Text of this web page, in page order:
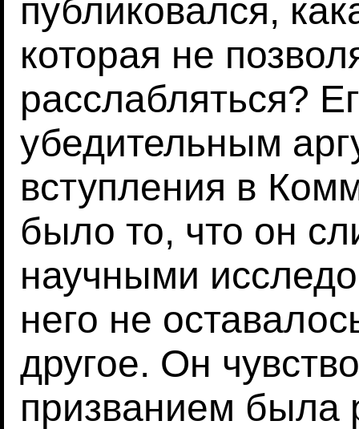
публиковался,
которая не
расслабляться?
убедительным
вступления в
было то, что он
научными
него не
другое. Он
призванием была